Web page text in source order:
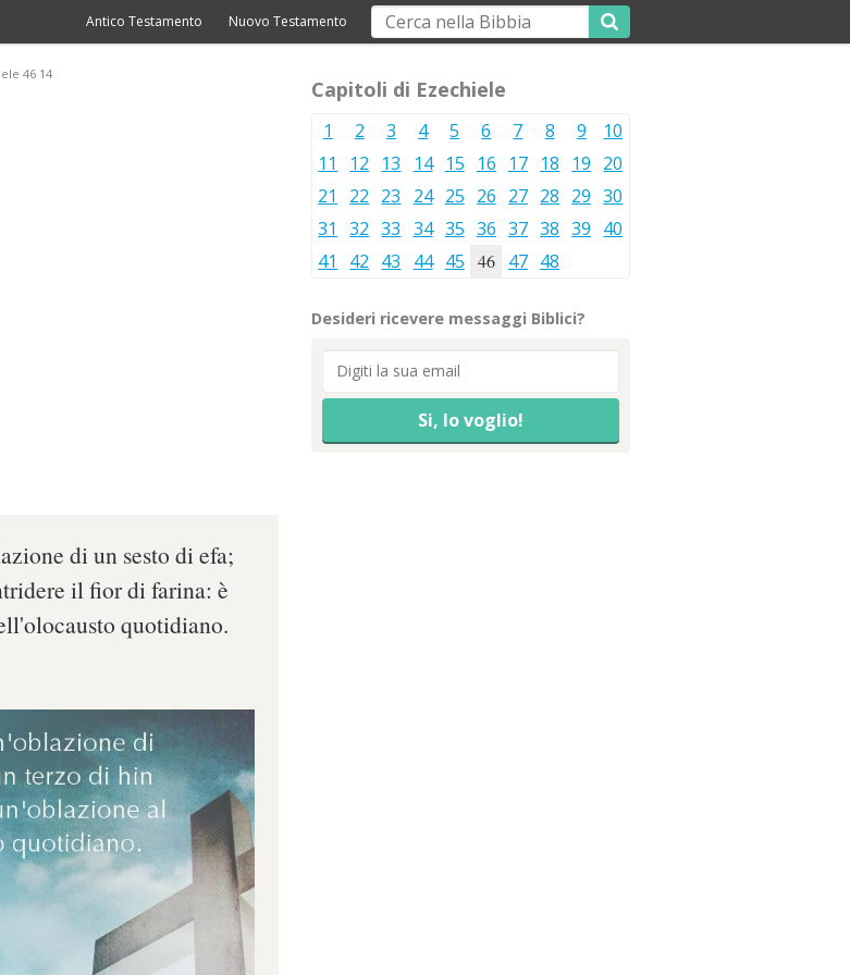
Antico Testamento Nuovo Testamento
46 14
di un sesto di efa;
il fior di farina: è
quotidiano.
Capitoli di Ezechiele
1 2 3 4 5 6 7 8 9
10
11
12 13 14 15 16 17 18 19 20
21
22 23 24 25 26 27 28 29 30
31
32 33 34 35 36 37 38 39 40
41
42 43 44 45 46 47 48
Desideri ricevere messaggi Biblici?